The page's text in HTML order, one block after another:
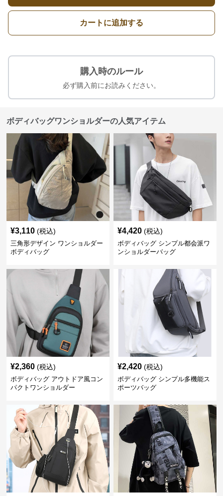
カートに追加する
購入時のルール
必ず購入前にお読みください。
ボディバッグワンショルダーの人気アイテム
¥3,110 (税込)
三角形デザイン ワンショルダー
ボディバッグ
¥4,420 (税込)
ボディバッグ シンプル都会派ワ
ンショルダーバッグ
¥2,360 (税込)
ボディバッグ アウトドア風コン
パクトワンショルダー
¥2,420 (税込)
ボディバッグ シンプル多機能ス
ポーツバッグ